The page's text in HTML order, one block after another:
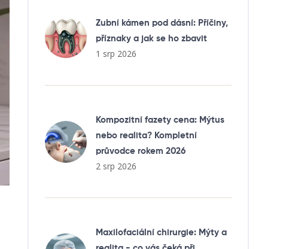
Zubní kámen pod dásní: Příčiny,
příznaky a jak se ho zbavit
1 srp 2026
Kompozitní fazety cena: Mýtus
nebo realita? Kompletní
průvodce rokem 2026
2 srp 2026
Maxilofaciální chirurgie: Mýty a